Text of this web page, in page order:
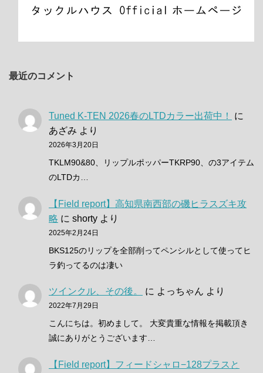
最近のコメント
Tuned K-TEN 2026春のLTDカラー出荷中！
に
あざみ より
2026年3月20日
TKLM90&80、リップルポッパーTKRP90、の3アイテム
のLTDカ…
【Field report】高知県南西部の磯ヒラスズキ攻
略 に shorty より
2025年2月24日
BKS125のリップを全部削ってペンシルとして使ってヒ
ラ釣ってるのは凄い
ツインクル、その後。 に よっちゃん より
2022年7月29日
こんにちは。初めまして。 大変貴重な情報を掲載頂き
誠にありがとうございます…
【Field report】フィードシャロ−128プラスと